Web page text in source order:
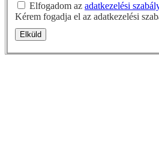
Elfogadom az adatkezelési
Kérem fogadja el az adatkezelési
Elküld